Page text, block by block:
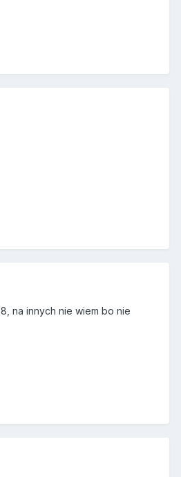
na innych nie wiem bo nie